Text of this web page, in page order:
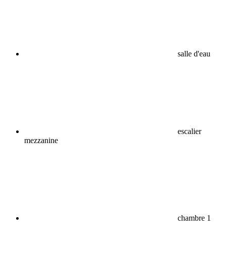
salle d'eau
escalier
mezzanine
chambre 1